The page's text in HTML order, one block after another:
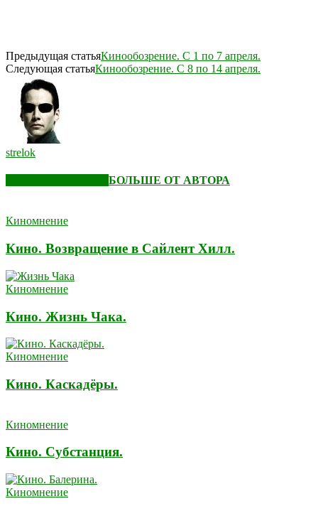
Предыдущая статьяКинообозрение. С 1 по 7 апреля.
Следующая статьяКинообозрение. С 8 по 14 апреля.
strelok
БОЛЬШЕ ОТ АВТОРА
Киномнение
Кино. Возвращение в Сайлент Хилл.
Киномнение
Кино. Жизнь Чака.
Киномнение
Кино. Каскадёры.
Киномнение
Кино. Субстанция.
Киномнение